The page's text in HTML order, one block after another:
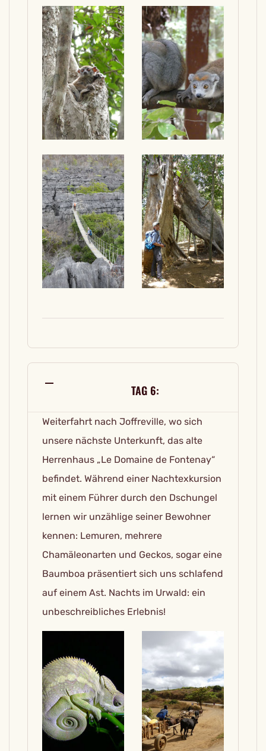
TAG 6:
Weiterfahrt nach Joffreville, wo sich
unsere nächste Unterkunft, das alte
Herrenhaus „Le Domaine de Fontenay“
befindet. Während einer Nachtexkursion
mit einem Führer durch den Dschungel
lernen wir unzählige seiner Bewohner
kennen: Lemuren, mehrere
Chamäleonarten und Geckos, sogar eine
Baumboa präsentiert sich uns schlafend
auf einem Ast. Nachts im Urwald: ein
unbeschreibliches Erlebnis!